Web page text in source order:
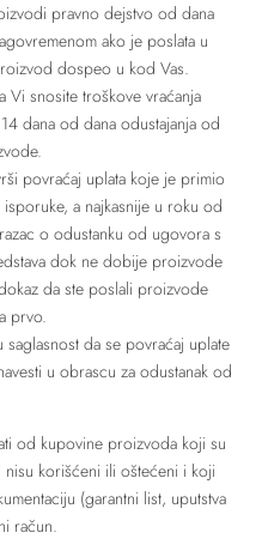
pravno dejstvo od dana
ako je poslata u
dospeo u kod Vas.
Vi snosite troškove vraćanja
dana od dana odustajanja od
povraćaj uplata koje je primio
a najkasnije u roku od
o odustanku od ugovora s
dok ne dobije proizvode
da ste poslali proizvode
prvo.
da se povraćaj uplate
u obrascu za odustanak od
od kupovine proizvoda koji su
korišćeni ili oštećeni i koji
(garantni list, uputstva
račun.